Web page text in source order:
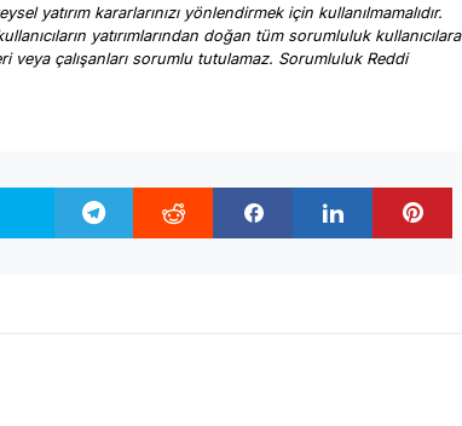
yatırım kararlarınızı yönlendirmek için kullanılmamalıdır.
yatırımlarından doğan tüm sorumluluk kullanıcılara
veya çalışanları sorumlu tutulamaz. Sorumluluk Reddi